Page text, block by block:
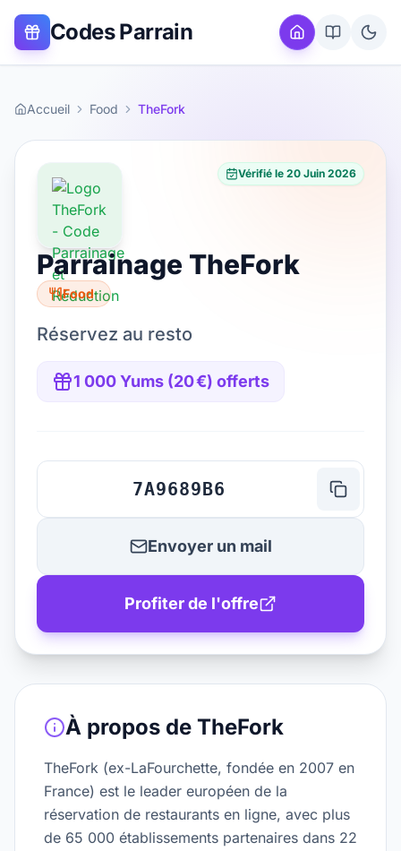
Codes Parrain
Accueil Food TheFork
Vérifié le 20 Juin 2026
Parrainage TheFork
Food
Réservez au resto
1 000 Yums (20 €) offerts
7A9689B6
Envoyer un mail
Profiter de l'offre
À propos de TheFork
TheFork (ex-LaFourchette, fondée en 2007 en
France) est le leader européen de la
réservation de restaurants en ligne, avec plus
de 65 000 établissements partenaires dans 22